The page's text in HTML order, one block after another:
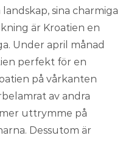
sina charmiga
är Kroatien en
Under april månad
perfekt för en
på vårkanten
av andra
uttrymme på
Dessutom är